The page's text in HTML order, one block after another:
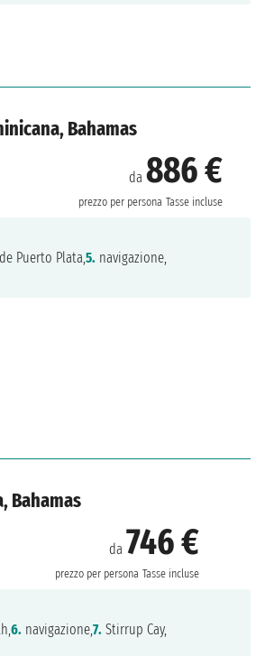
Bahamas
da 886 €
prezzo per persona Tasse incluse
Puerto Plata,5. navigazione,
Bahamas
da 746 €
prezzo per persona Tasse incluse
6. navigazione,7. Stirrup Cay,